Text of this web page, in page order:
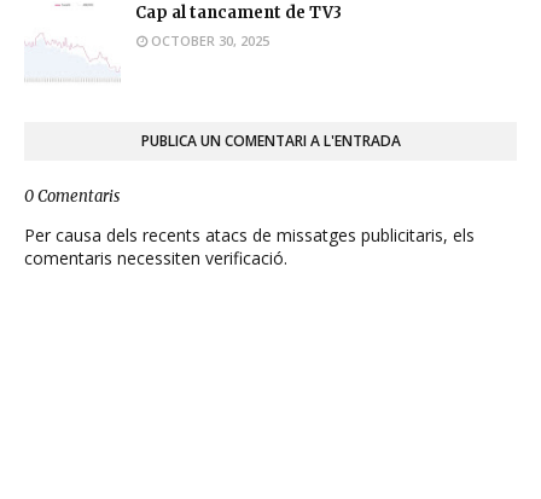
Cap al tancament de TV3
OCTOBER 30, 2025
PUBLICA UN COMENTARI A L'ENTRADA
0 Comentaris
Per causa dels recents atacs de missatges publicitaris, els
comentaris necessiten verificació.